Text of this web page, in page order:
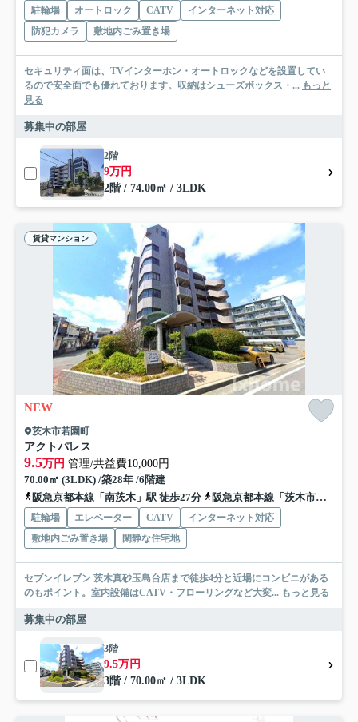
駐輪場 オートロック CATV
インターネット対応
防犯カメラ
敷地内ごみ置き場
セキュリティ面は、TVインターホン・オートロックなどを設置してい
るので安全面でも優れております。収納はシューズボックス・... もっと
見る
募集中の部屋
2階
9万円
2階 / 74.00㎡ / 3LDK
賃貸マンション
NEW
茨木市若園町
アクトパレス
9.5万円 管理/共益費10,000円
70.00㎡ (3LDK) /築28年 /6階建
阪急京都本線「南茨木」駅 徒歩27分
阪急京都本線「茨木市」駅 徒歩28分
駐輪場 エレベーター CATV
インターネット対応
敷地内ごみ置き場
閑静な住宅地
セブンイレブン 茨木真砂玉島台店まで徒歩4分と近場にコンビニがある
のもポイント。室内設備はCATV・フローリングなど大変... もっと見る
募集中の部屋
3階
9.5万円
3階 / 70.00㎡ / 3LDK